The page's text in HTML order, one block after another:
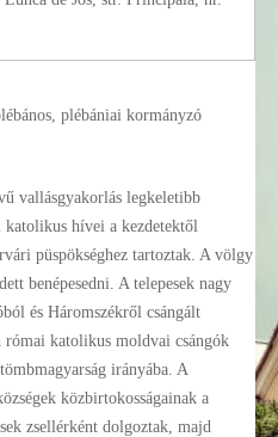
, plébániai kormányzó
vallásgyakorlás legkeletibb
hívei a kezdetektől
püspökséghez tartoztak. A völgy
benépesedni. A telepesek nagy
és Háromszékről csángált
római katolikus moldvai csángók
irányába. A
közbirtokosságainak a
zsellérként dolgoztak, majd